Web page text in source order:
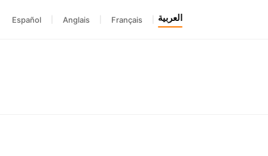
العربية Français
Anglais
Español